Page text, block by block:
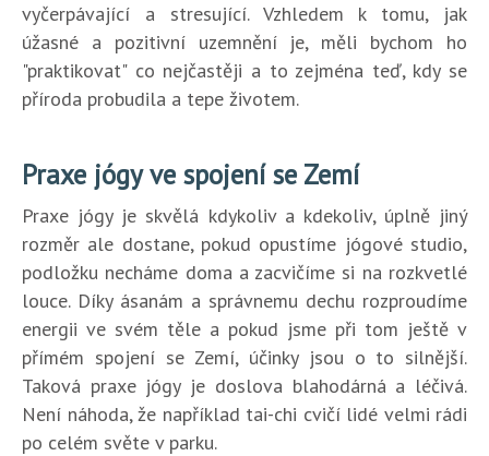
vyčerpávající a stresující. Vzhledem k tomu, jak
úžasné a pozitivní uzemnění je, měli bychom ho
"praktikovat" co nejčastěji a to zejména teď, kdy se
příroda probudila a tepe životem.
Praxe jógy ve spojení se Zemí
Praxe jógy je skvělá kdykoliv a kdekoliv, úplně jiný
rozměr ale dostane, pokud opustíme jógové studio,
podložku necháme doma a zacvičíme si na rozkvetlé
louce. Díky ásanám a správnemu dechu rozproudíme
energii ve svém těle a pokud jsme při tom ještě v
přímém spojení se Zemí, účinky jsou o to silnější.
Taková praxe jógy je doslova blahodárná a léčivá.
Není náhoda, že například tai-chi cvičí lidé velmi rádi
po celém světe v parku.